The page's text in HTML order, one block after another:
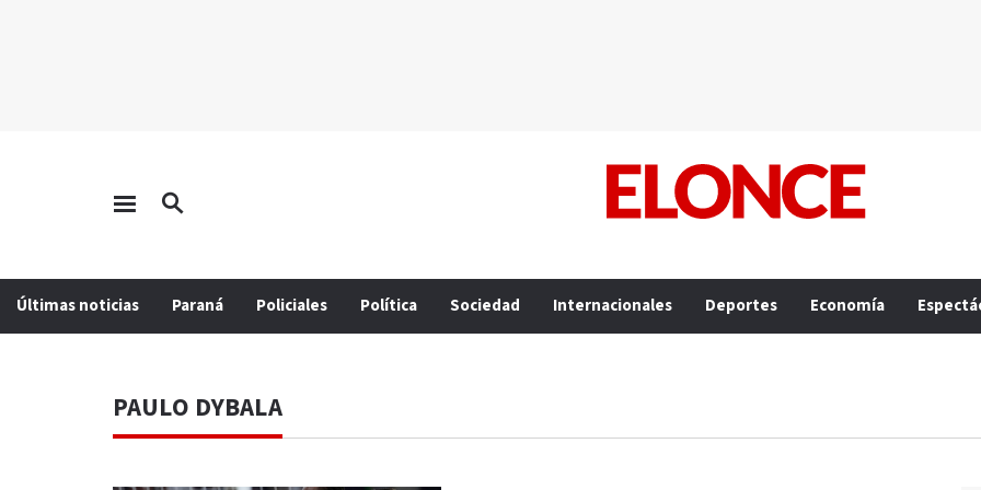
Últimas noticias Paraná Policiales Política Sociedad Internacionales Deportes Economía
PAULO DYBALA